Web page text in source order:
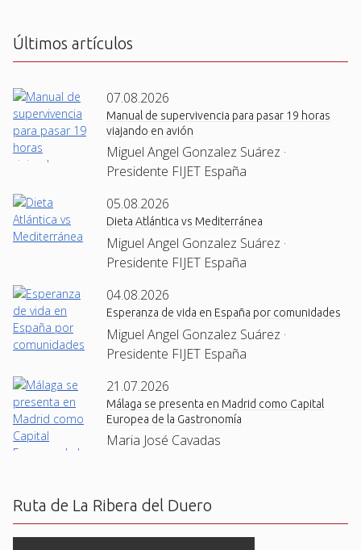
Últimos artículos
07.08.2026
Manual de supervivencia para pasar 19 horas
viajando en avión
Miguel Angel Gonzalez Suárez ·
Presidente FIJET España
05.08.2026
Dieta Atlántica vs Mediterránea
Miguel Angel Gonzalez Suárez ·
Presidente FIJET España
04.08.2026
Esperanza de vida en España por comunidades
Miguel Angel Gonzalez Suárez ·
Presidente FIJET España
21.07.2026
Málaga se presenta en Madrid como Capital
Europea de la Gastronomía
Maria José Cavadas
Ruta de La Ribera del Duero